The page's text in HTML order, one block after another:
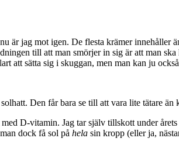
är jag mot igen. De flesta krämer
till att man smörjer in sig är att man
att sätta sig i skuggan, men man kan ju
Den får bara se till att vara lite tätare
D-vitamin. Jag tar själv tillskott under
dock få sol på hela sin kropp (eller ja,